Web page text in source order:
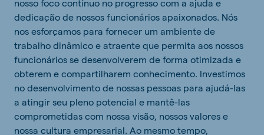
nosso foco contínuo no progresso com a ajuda e
dedicação de nossos funcionários apaixonados. Nós
nos esforçamos para fornecer um ambiente de
trabalho dinâmico e atraente que permita aos nossos
funcionários se desenvolverem de forma otimizada e
obterem e compartilharem conhecimento. Investimos
no desenvolvimento de nossas pessoas para ajudá-las
a atingir seu pleno potencial e mantê-las
comprometidas com nossa visão, nossos valores e
nossa cultura empresarial. Ao mesmo tempo,